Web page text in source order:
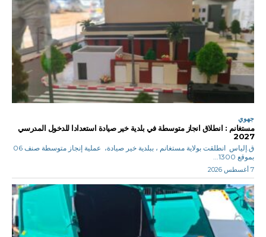
جهوي
مستغانم : انطلاق انجاز متوسطة في بلدية خير صيادة استعدادا للدخول المدرسي
2027
ق.إلياس انطلقت بولاية مستغانم ، ببلدية خير صيادة، عملية إنجاز متوسطة صنف 06
بموقع 1300...
7 أغسطس 2026